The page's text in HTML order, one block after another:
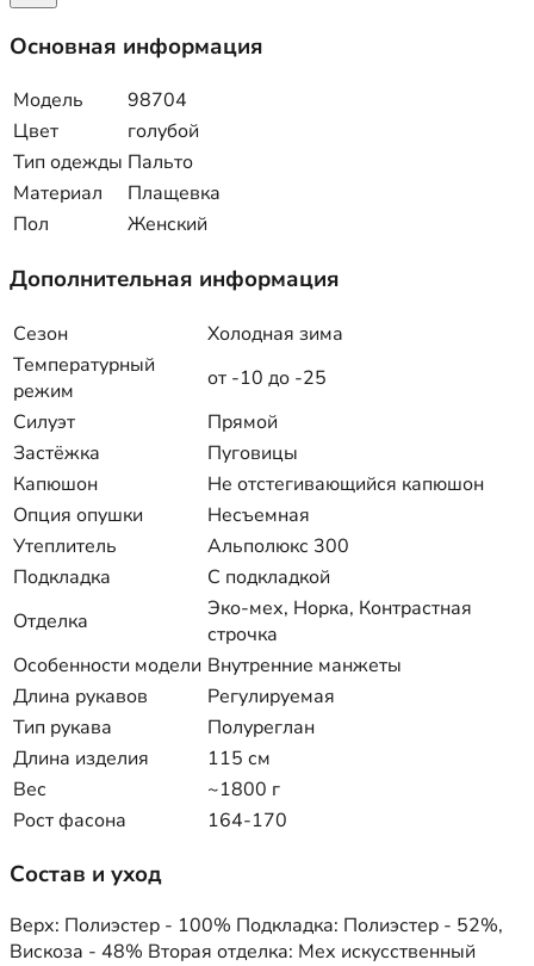
Основная информация
Модель
98704
Цвет
голубой
Тип одежды Пальто
Материал
Плащевка
Пол
Женский
Дополнительная информация
Сезон
Холодная зима
Температурный
режим
от -10 до -25
Силуэт
Прямой
Застёжка
Пуговицы
Капюшон
Не отстегивающийся капюшон
Опция опушки
Несъемная
Утеплитель
Альполюкс 300
Подкладка
С подкладкой
Отделка
Эко-мех, Норка, Контрастная
строчка
Особенности модели Внутренние манжеты
Длина рукавов
Регулируемая
Тип рукава
Полуреглан
Длина изделия
115 см
Вес
~1800 г
Рост фасона
164-170
Состав и уход
Верх: Полиэстер - 100% Подкладка: Полиэстер - 52%,
Вискоза - 48% Вторая отделка: Мех искусственный